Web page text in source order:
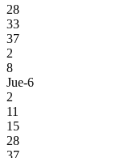
28
33
37
2
8
Jue-6
2
11
15
28
37